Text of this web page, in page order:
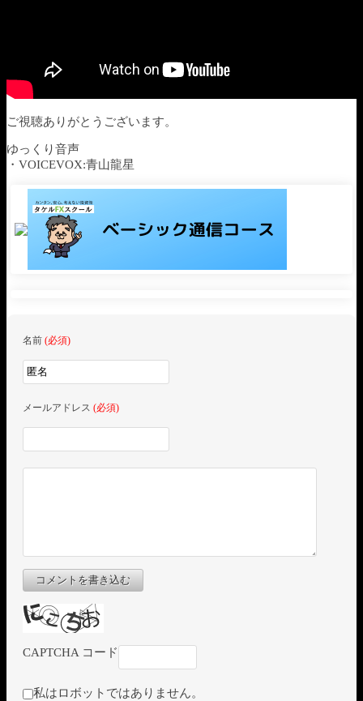
ご視聴ありがとうございます。
ゆっくり音声
・VOICEVOX:青山龍星
名前 (必須)
メールアドレス (必須)
コメントを書き込む
CAPTCHA コード
私はロボットではありません。